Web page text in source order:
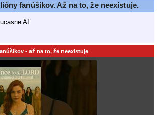
fanúšikov. Až na to, že neexistuje.
AI.
- až na to, že neexistuje